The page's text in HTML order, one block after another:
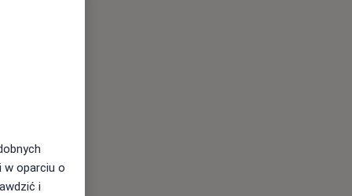
w oparciu o
i